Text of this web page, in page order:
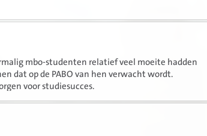
mbo-studenten relatief veel moeite hadden
dat op de PABO van hen verwacht wordt.
voor studiesucces.